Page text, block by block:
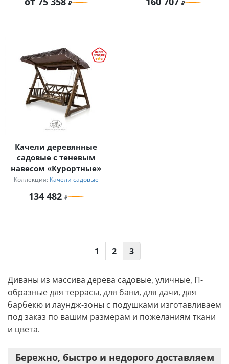
Качели деревянные
садовые с теневым
навесом «Курортные»
Коллекция: Качели садовые
134 482
1 2 3
Диваны из массива дерева садовые, уличные, П-
образные для террасы, для бани, для дачи, для
барбекю и лаундж-зоны с подушками изготавливаем
под заказ по вашим размерам и пожеланиям ткани
и цвета.
Бережно, быстро и недорого доставляем